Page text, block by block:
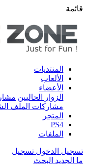
قائمة
المنتديات
الألعاب
الأعضاء
الزوار الحاليين
مشاركات الملف
المتجر
PS4
الملفات
تسجيل الدخول تسجيل
ما الجديد البحث